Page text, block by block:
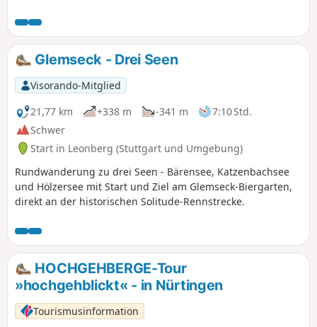
führt Dich durch vier der fünf Ortschaften der Gemeinde -
Wüstenrot, Finsterrot, Maienfels und Neuhütten.
Glemseck - Drei Seen
Visorando-Mitglied
21,77 km
+338 m -341 m
7:10 Std.
Schwer
Start in Leonberg (Stuttgart und Umgebung)
Rundwanderung zu drei Seen - Bärensee, Katzenbachsee
und Hölzersee mit Start und Ziel am Glemseck-Biergarten,
direkt an der historischen Solitude-Rennstrecke.
HOCHGEHBERGE-Tour
»hochgehblickt« - in Nürtingen
Tourismusinformation